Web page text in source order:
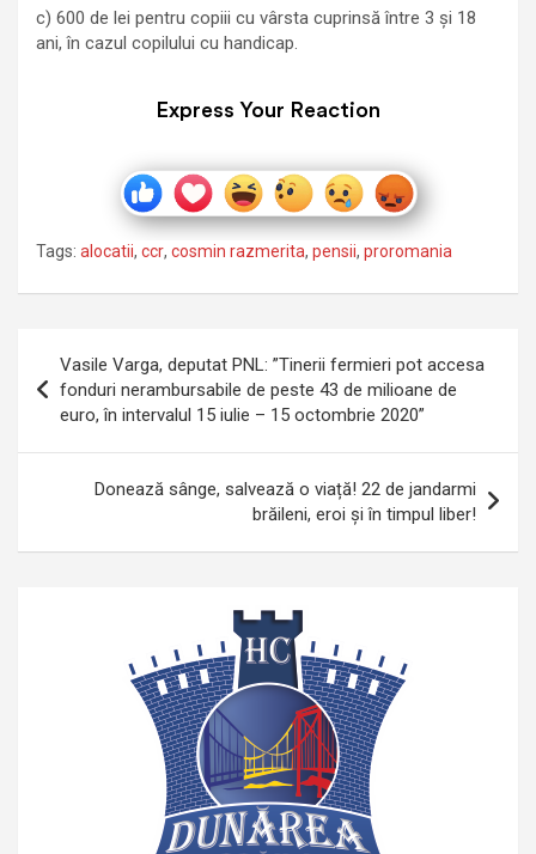
c) 600 de lei pentru copiii cu vârsta cuprinsă între 3 și 18
ani, în cazul copilului cu handicap.
Express Your Reaction
Tags: alocatii, ccr, cosmin razmerita, pensii, proromania
în
articole
Vasile Varga, deputat PNL: ”Tinerii fermieri pot accesa
fonduri nerambursabile de peste 43 de milioane de
euro, în intervalul 15 iulie – 15 octombrie 2020”
Donează sânge, salvează o viață! 22 de jandarmi
brăileni, eroi și în timpul liber!